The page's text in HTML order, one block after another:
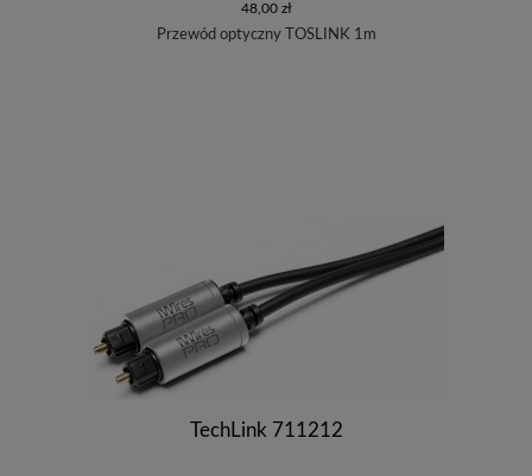
48,00 zł
Przewód optyczny TOSLINK 1m
TechLink 711212